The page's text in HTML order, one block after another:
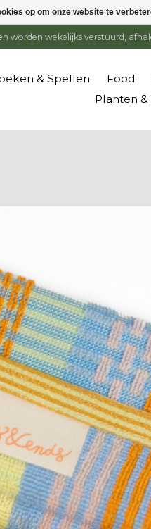
worden wekelijks verstuurd,
& Spellen Food
Planten &
op om onze website te